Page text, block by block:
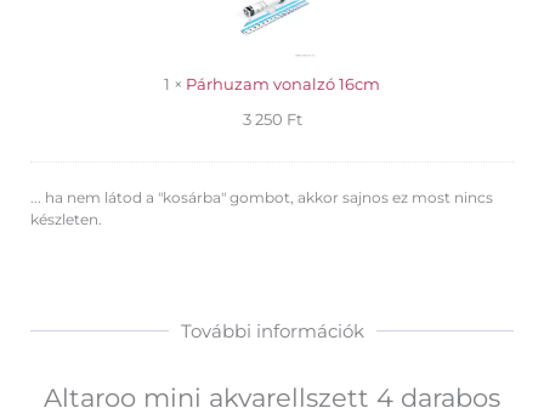
1 × Párhuzam vonalzó 16cm
3 250 Ft
... ha nem látod a "kosárba" gombot, akkor sajnos ez most nincs
készleten.
További információk
Altaroo mini akvarellszett 4 darabos